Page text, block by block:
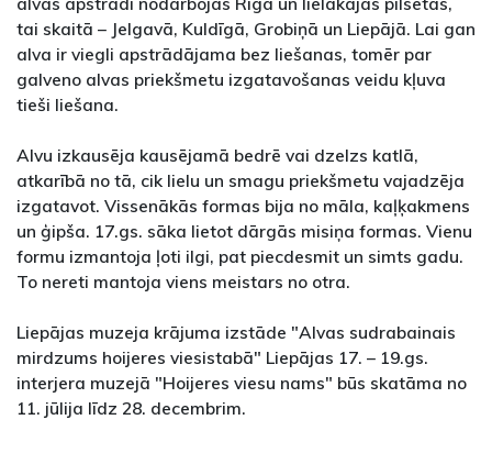
tai skaitā – Jelgavā, Kuldīgā, Grobiņā un Liepājā. Lai gan
alva ir viegli apstrādājama bez liešanas, tomēr par
galveno alvas priekšmetu izgatavošanas veidu kļuva
tieši liešana.
Alvu izkausēja kausējamā bedrē vai dzelzs katlā,
atkarībā no tā, cik lielu un smagu priekšmetu vajadzēja
izgatavot. Vissenākās formas bija no māla, kaļķakmens
un ģipša. 17.gs. sāka lietot dārgās misiņa formas. Vienu
formu izmantoja ļoti ilgi, pat piecdesmit un simts gadu.
To nereti mantoja viens meistars no otra.
Liepājas muzeja krājuma izstāde "Alvas sudrabainais
mirdzums hoijeres viesistabā" Liepājas 17. – 19.gs.
interjera muzejā "Hoijeres viesu nams" būs skatāma no
11. jūlija līdz 28. decembrim.